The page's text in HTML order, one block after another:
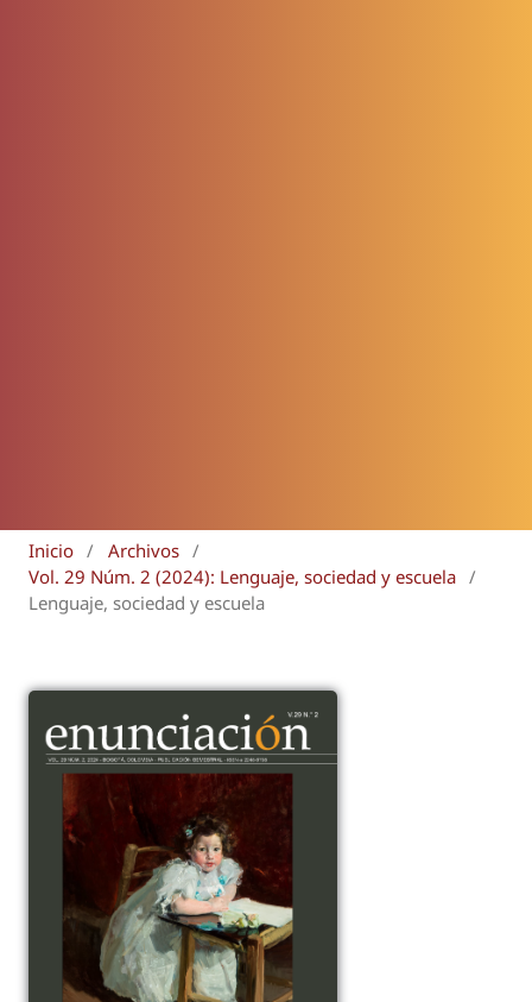
Inicio / Archivos /
Vol. 29 Núm. 2 (2024): Lenguaje, sociedad y escuela /
Lenguaje, sociedad y escuela